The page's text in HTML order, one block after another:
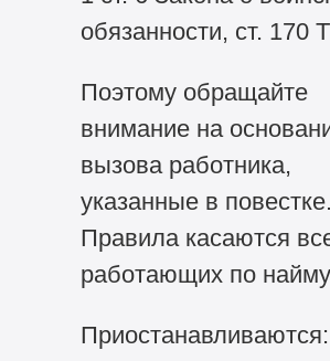
обязанности, ст. 170
Поэтому обращайте
внимание на
вызова работника,
указанные в повестке.
Правила касаются
работающих по
Приостанавливаются: